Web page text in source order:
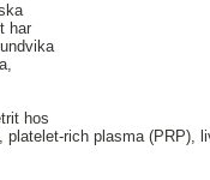
har
hos
rich plasma (PRP),